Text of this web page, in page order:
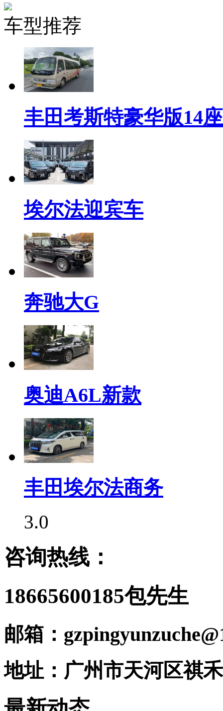
车型推荐
丰田考斯特豪华版14座
埃尔法迎宾车
奔驰大G
奥迪A6L新款
丰田埃尔法商务
3.0
咨询热线：
18665600185包先生
邮箱：
地址：广州市天河区祺